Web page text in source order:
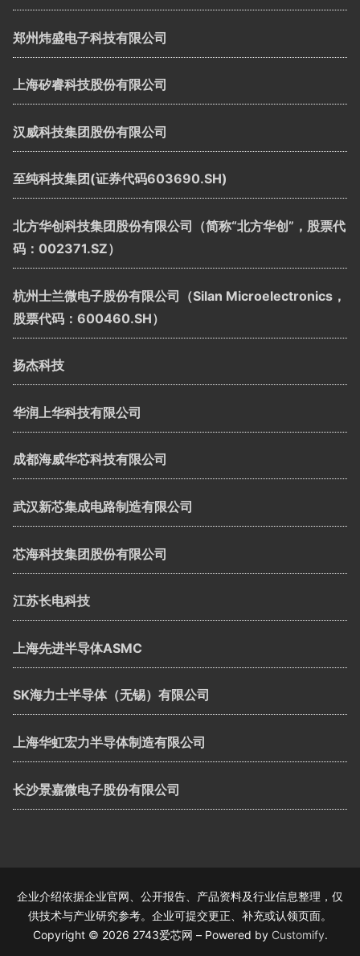
郑州炜盛电子科技有限公司
上海矽睿科技股份有限公司
汉威科技集团股份有限公司
至纯科技集团(证券代码603690.SH)
北方华创科技集团股份有限公司（简称“北方华创”，股票代
码：002371.SZ）
杭州士兰微电子股份有限公司（Silan Microelectronics，
股票代码：600460.SH）
扬杰科技
华润上华科技有限公司
成都海威华芯科技有限公司
武汉新芯集成电路制造有限公司
芯海科技集团股份有限公司
江苏长电科技
上海先进半导体ASMC
SK海力士半导体（无锡）有限公司
上海华虹宏力半导体制造有限公司
长沙景嘉微电子股份有限公司
企业介绍依据企业官网、公开报告、产品资料及行业信息整理，仅
供技术与产业研究参考。企业可提交更正、补充或认领页面。
Copyright © 2026 2743爱芯网 – Powered by Customify.